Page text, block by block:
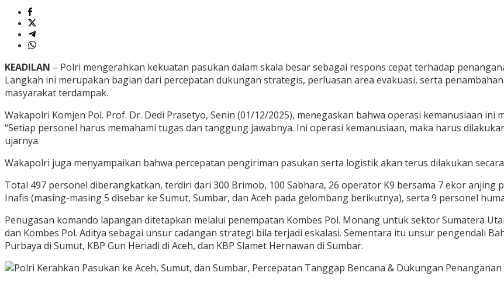
KEADILAN – Polri mengerahkan kekuatan pasukan dalam skala besar sebagai respons cepat terhadap
Langkah ini merupakan bagian dari percepatan dukungan strategis, perluasan area evakuasi, serta
masyarakat terdampak.
Wakapolri Komjen Pol. Prof. Dr. Dedi Prasetyo, Senin (01/12/2025), menegaskan bahwa operasi kemanusiaan
“Setiap personel harus memahami tugas dan tanggung jawabnya. Ini operasi kemanusiaan, maka harus
ujarnya.
Wakapolri juga menyampaikan bahwa percepatan pengiriman pasukan serta logistik akan terus dilakukan
Total 497 personel diberangkatkan, terdiri dari 300 Brimob, 100 Sabhara, 26 operator K9 bersama 7 ekor anjing
Inafis (masing-masing 5 disebar ke Sumut, Sumbar, dan Aceh pada gelombang berikutnya), serta 9 personel
Penugasan komando lapangan ditetapkan melalui penempatan Kombes Pol. Monang untuk sektor Sumatera
dan Kombes Pol. Aditya sebagai unsur cadangan strategi bila terjadi eskalasi. Sementara itu unsur pengendali
Purbaya di Sumut, KBP Gun Heriadi di Aceh, dan KBP Slamet Hernawan di Sumbar.